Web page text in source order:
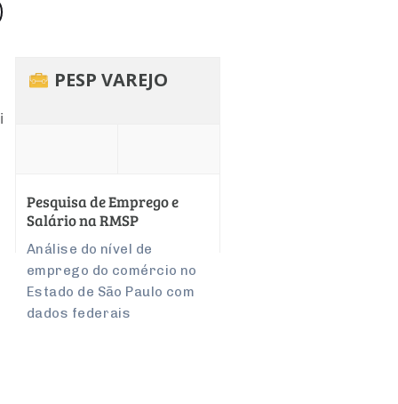
PESP VAREJO
Pesquisa de Emprego e
Salário na RMSP
Análise do nível de
emprego do comércio no
Estado de São Paulo com
dados federais